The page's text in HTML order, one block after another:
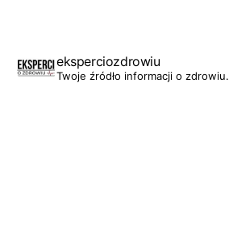
eksperciozdrowiu
Twoje źródło informacji o zdrowiu.